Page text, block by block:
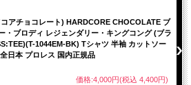
アチョコレート) HARDCORE CHOCOLATE ブ
・ブロディ レジェンダリー・キングコング (ブラ
1044EM-BK) Tシャツ 半袖 カットソー
日本 プロレス 国内正規品
価格:4,000円(税込 4,400円)